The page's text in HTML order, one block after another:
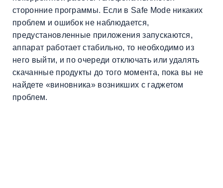
сторонние программы. Если в Safe Mode никаких
проблем и ошибок не наблюдается,
предустановленные приложения запускаются,
аппарат работает стабильно, то необходимо из
него выйти, и по очереди отключать или удалять
скачанные продукты до того момента, пока вы не
найдете «виновника» возникших с гаджетом
проблем.